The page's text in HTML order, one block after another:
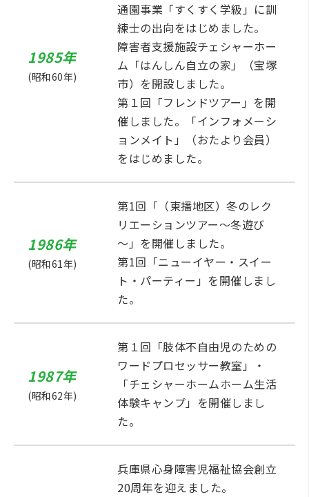
1985年
(昭和60年)
通園事業「すくすく学級」に訓
練士の出向をはじめました。
障害者支援施設チェシャーホー
ム「はんしん自立の家」（宝塚
市）を開設しました。
第１回「フレンドツアー」を開
催しました。「インフォメーシ
ョンメイト」（おたより会員）
をはじめました。
1986年
(昭和61年)
第1回「（東播地区）冬のレク
リエーションツアー～冬遊び
～」を開催しました。
第1回「ニューイヤー・スイー
ト・パーティー」を開催しまし
た。
1987年
(昭和62年)
第１回「肢体不自由児のための
ワードプロセッサー教室」・
「チェシャーホームホーム生活
体験キャンプ」を開催しまし
た。
兵庫県心身障害児福祉協会創立
20周年を迎えました。